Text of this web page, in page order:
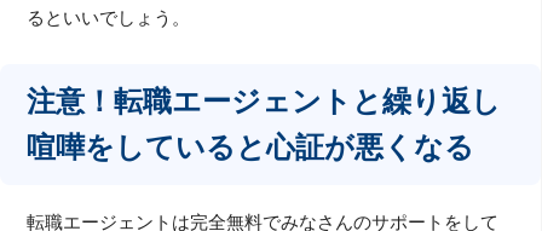
るといいでしょう。
注意！転職エージェントと繰り返し
喧嘩をしていると心証が悪くなる
転職エージェントは完全無料でみなさんのサポートをして